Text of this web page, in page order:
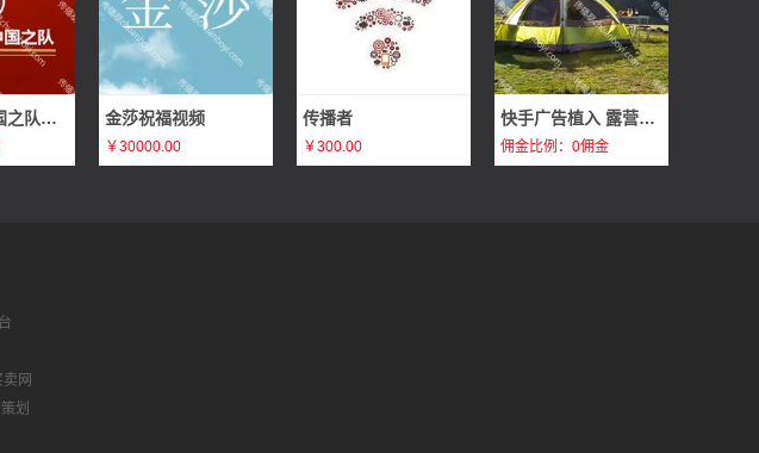
中国足协中国之队体育赛事赞助广告招商（官方合作伙伴、官方支持品牌、官方供应商） 金莎祝福视频
￥30000.00
传播者
￥300.00
快手广告植入 露营旅行广告植入体验分享 打造企业爆款畅销产品
佣金比例：0佣金
网
划